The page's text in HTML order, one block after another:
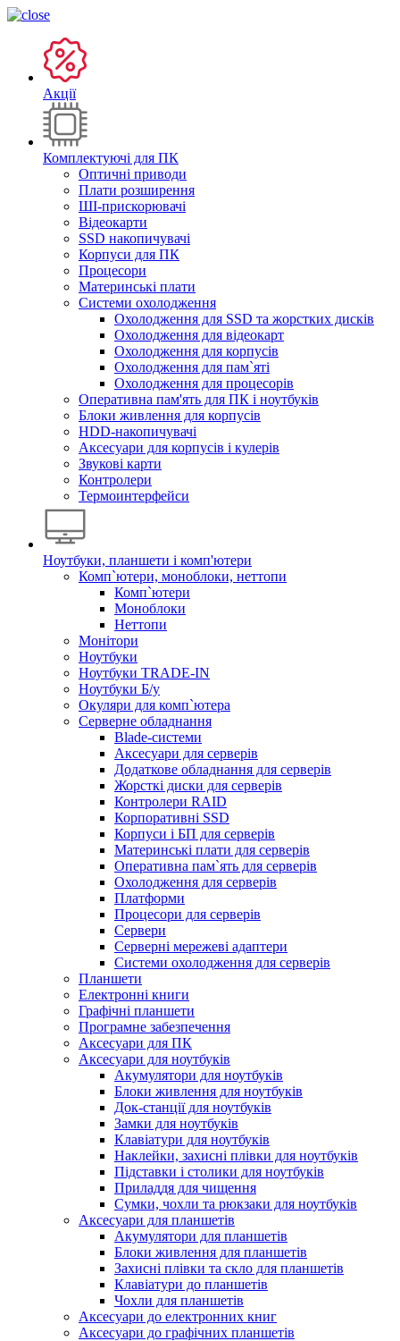
Акції
Комплектуючі для ПК
Оптичні приводи
Плати розширення
ШІ-прискорювачі
Відеокарти
SSD накопичувачі
Корпуси для ПК
Процесори
Материнські плати
Системи охолодження
Охолодження для SSD та жорстких дисків
Охолодження для відеокарт
Охолодження для корпусів
Охолодження для пам`яті
Охолодження для процесорів
Оперативна пам'ять для ПК і ноутбуків
Блоки живлення для корпусів
HDD-накопичувачі
Аксесуари для корпусів і кулерів
Звукові карти
Контролери
Термоинтерфейси
Ноутбуки, планшети і комп'ютери
Комп`ютери, моноблоки, неттопи
Комп`ютери
Моноблоки
Неттопи
Монітори
Ноутбуки
Ноутбуки TRADE-IN
Ноутбуки Б/у
Окуляри для комп`ютера
Серверне обладнання
Blade-системи
Аксесуари для серверів
Додаткове обладнання для серверів
Жорсткі диски для серверів
Контролери RAID
Корпоративні SSD
Корпуси і БП для серверів
Материнські плати для серверів
Оперативна пам`ять для серверів
Охолодження для серверів
Платформи
Процесори для серверів
Сервери
Серверні мережеві адаптери
Системи охолодження для серверів
Планшети
Електронні книги
Графічні планшети
Програмне забезпечення
Аксесуари для ПК
Аксесуари для ноутбуків
Акумулятори для ноутбуків
Блоки живлення для ноутбуків
Док-станції для ноутбуків
Замки для ноутбуків
Клавіатури для ноутбуків
Наклейки, захисні плівки для ноутбуків
Підставки і столики для ноутбуків
Приладдя для чищення
Сумки, чохли та рюкзаки для ноутбуків
Аксесуари для планшетів
Акумулятори для планшетів
Блоки живлення для планшетів
Захисні плівки та скло для планшетів
Клавіатури до планшетів
Чохли для планшетів
Аксесуари до електронних книг
Аксесуари дo графічних планшетів